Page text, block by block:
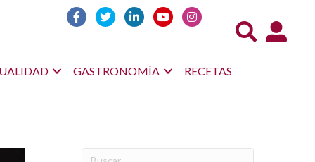
Acceso
GASTRONOMÍA RECETAS